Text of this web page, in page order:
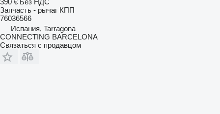
390 € Без НДС
Запчасть - рычаг КПП
76036566
Испания, Tarragona
CONNECTING BARCELONA
Связаться с продавцом